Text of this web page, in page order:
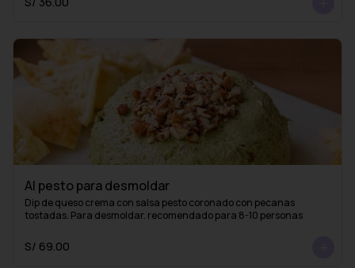
Al pesto para desmoldar
Dip de queso crema con salsa pesto coronado con pecanas
tostadas. Para desmoldar. recomendado para 8-10 personas
S/ 69.00